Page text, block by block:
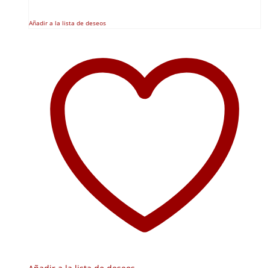
Añadir a la lista de deseos